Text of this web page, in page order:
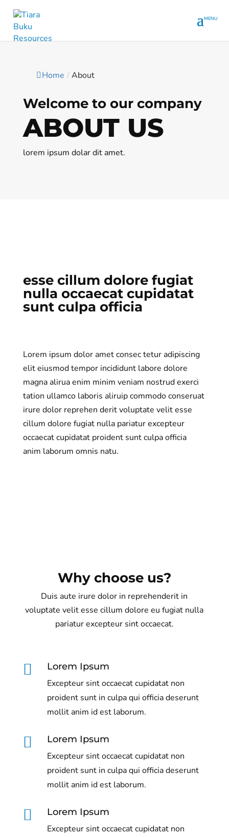
Home /About
Welcome to our company
ABOUT US
lorem ipsum dolar dit amet.
esse cillum dolore fugiat
nulla occaecat cupidatat
sunt culpa officia
Lorem ipsum dolor amet consec tetur adipiscing
elit eiusmod tempor incididunt labore dolore
magna alirua enim minim veniam nostrud exerci
tation ullamco laboris aliruip commodo conseruat
irure dolor reprehen derit voluptate velit esse
cillum dolore fugiat nulla pariatur excepteur
occaecat cupidatat proident sunt culpa officia
anim laborum omnis natu.
Why choose us?
Duis aute irure dolor in reprehenderit in
voluptate velit esse cillum dolore eu fugiat nulla
pariatur excepteur sint occaecat.

Lorem Ipsum
Excepteur sint occaecat cupidatat non
proident sunt in culpa qui officia deserunt
mollit anim id est laborum.

Lorem Ipsum
Excepteur sint occaecat cupidatat non
proident sunt in culpa qui officia deserunt
mollit anim id est laborum.

Lorem Ipsum
Excepteur sint occaecat cupidatat non